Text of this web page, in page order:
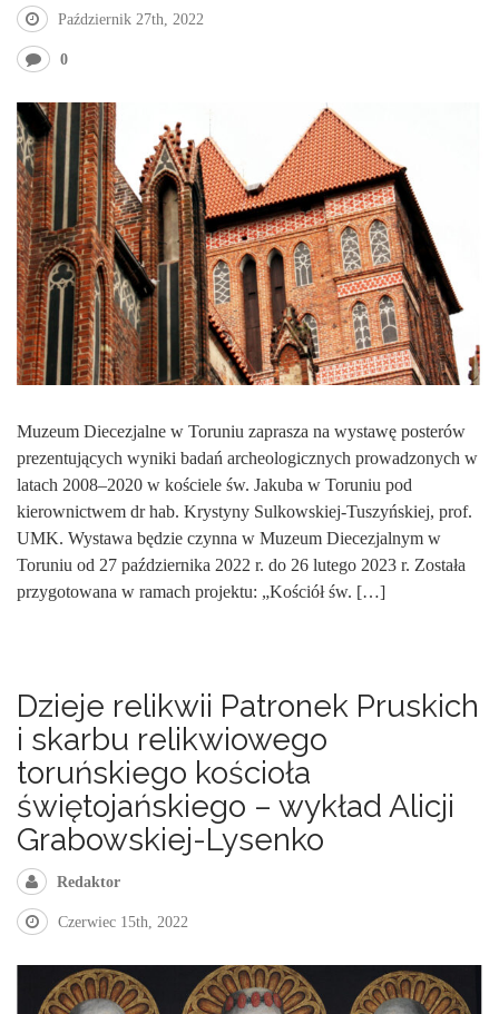
Październik 27th, 2022
0
Muzeum Diecezjalne w Toruniu zaprasza na wystawę posterów
prezentujących wyniki badań archeologicznych prowadzonych w
latach 2008–2020 w kościele św. Jakuba w Toruniu pod
kierownictwem dr hab. Krystyny Sulkowskiej-Tuszyńskiej, prof.
UMK. Wystawa będzie czynna w Muzeum Diecezjalnym w
Toruniu od 27 października 2022 r. do 26 lutego 2023 r. Została
przygotowana w ramach projektu: „Kościół św. […]
Dzieje relikwii Patronek Pruskich
i skarbu relikwiowego
toruńskiego kościoła
świętojańskiego – wykład Alicji
Grabowskiej-Lysenko
Redaktor
Czerwiec 15th, 2022